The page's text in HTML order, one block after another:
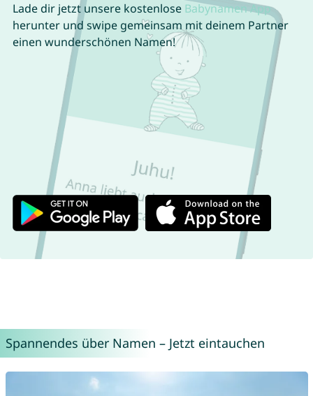
Lade dir jetzt unsere kostenlose Babynamen App
herunter und swipe gemeinsam mit deinem Partner
einen wunderschönen Namen!
Spannendes über Namen – Jetzt eintauchen